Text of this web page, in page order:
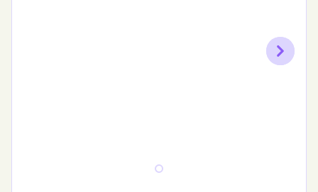
Previous
Next